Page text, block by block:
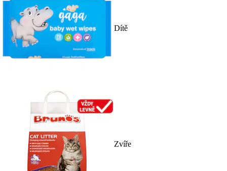
Dítě
Zvíře